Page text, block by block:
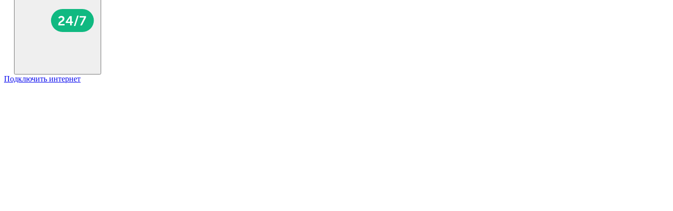
Подключить интернет